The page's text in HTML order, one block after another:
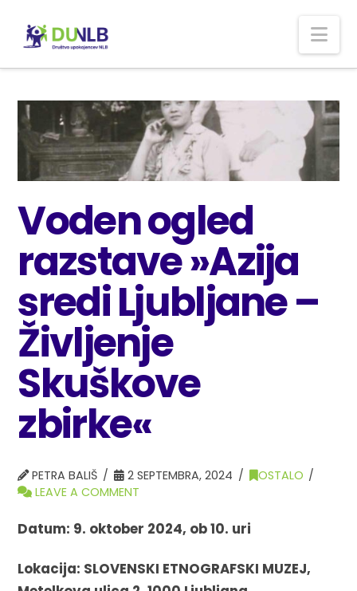
Voden ogled
razstave »Azija
sredi Ljubljane –
Življenje
Skuškove
zbirke«
PETRA BALIŠ 2 SEPTEMBRA, 2024
OSTALO
LEAVE A COMMENT
Datum: 9. oktober 2024, ob 10. uri
Lokacija: SLOVENSKI ETNOGRAFSKI MUZEJ,